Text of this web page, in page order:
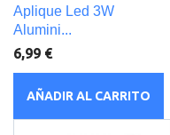
Aplique Led 3W
Alumini...
6,99 €
AÑADIR AL CARRITO